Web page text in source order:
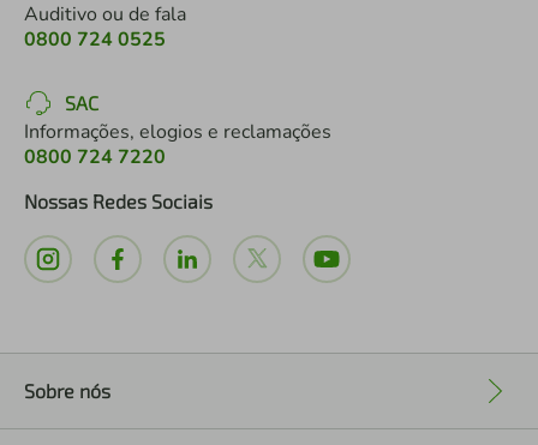
Auditivo ou de fala
0800 724 0525
SAC
Informações, elogios e reclamações
0800 724 7220
Nossas Redes Sociais
Sobre nós